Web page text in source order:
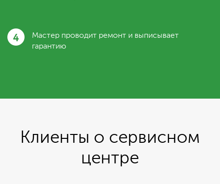
4
Мастер проводит ремонт и выписывает
гарантию
Клиенты о сервисном
центре